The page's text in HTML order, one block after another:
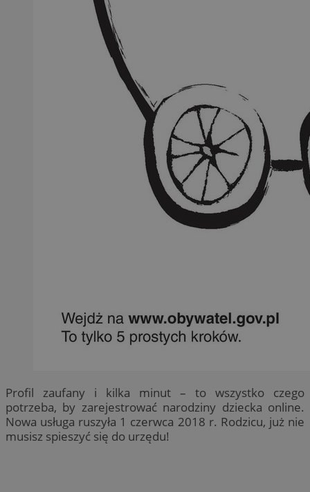
Profil zaufany i kilka minut – to wszystko czego
potrzeba, by zarejestrować narodziny dziecka online.
Nowa usługa ruszyła 1 czerwca 2018 r. Rodzicu, już nie
musisz spieszyć się do urzędu!